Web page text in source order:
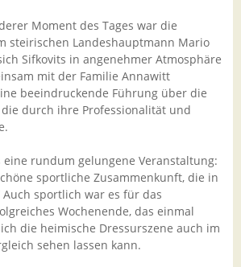
Moment des Tages war die
steirischen Landeshauptmann Mario
Sifkovits in angenehmer Atmosphäre
mit der Familie Annawitt
beeindruckende Führung über die
durch ihre Professionalität und
eine rundum gelungene Veranstaltung:
sportliche Zusammenkunft, die in
sportlich war es für das
Wochenende, das einmal
die heimische Dressurszene auch im
sehen lassen kann.